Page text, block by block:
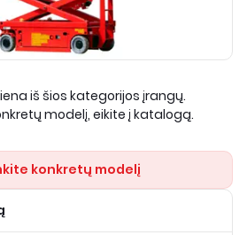
iš šios kategorijos įrangų.
modelį, eikite į katalogą.
konkretų modelį